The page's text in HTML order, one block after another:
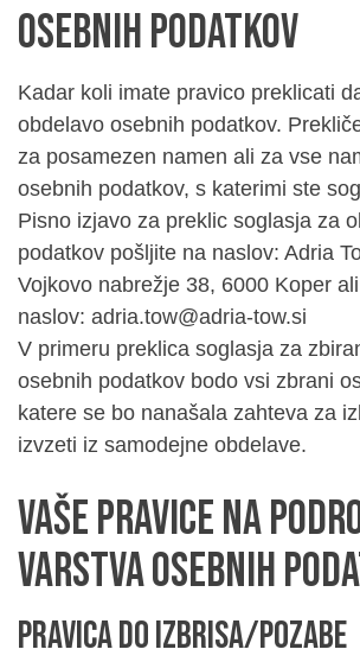
osebnih podatkov
Kadar koli imate pravico preklicati
obdelavo osebnih podatkov.
za posamezen namen ali za vse
osebnih podatkov, s katerimi ste
Pisno izjavo za preklic soglasja za
podatkov pošljite na naslov: Adria
Vojkovo nabrežje 38, 6000 Koper
naslov: adria.tow@adria-tow.si
V primeru preklica soglasja za
osebnih podatkov bodo vsi zbrani
katere se bo nanašala zahteva za
izvzeti iz samodejne obdelave.
Vaše pravice na
varstva osebnih
Pravica do izbrisa/pozabe